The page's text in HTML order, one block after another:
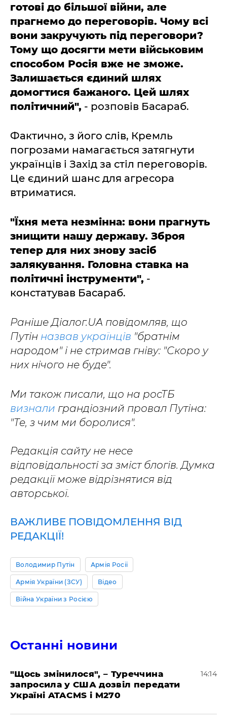
готові до більшої війни, але
прагнемо до переговорів. Чому всі
вони закручують під переговори?
Тому що досягти мети військовим
способом Росія вже не зможе.
Залишається єдиний шлях
домогтися бажаного. Цей шлях
політичний", - розповів Басараб.
Фактично, з його слів, Кремль
погрозами намагається затягнути
українців і Захід за стіл переговорів.
Це єдиний шанс для агресора
втриматися.
"Їхня мета незмінна: вони прагнуть
знищити нашу державу. Зброя
тепер для них знову засіб
залякування. Головна ставка на
політичні інструменти", -
констатував Басараб.
Раніше Діалог.UA повідомляв, що
Путін назвав українців "братнім
народом" і не стримав гніву: "Скоро у
них нічого не буде".
Ми також писали, що на росТБ
визнали грандіозний провал Путіна:
"Те, з чим ми боролися".
Редакція сайту не несе
відповідальності за зміст блогів. Думка
редакції може відрізнятися від
авторської.
ВАЖЛИВЕ ПОВІДОМЛЕННЯ ВІД
РЕДАКЦІЇ!
Володимир Путін Армія Росії
Армія України (ЗСУ) Відео
Війна України з Росією
Останні новини
"Щось змінилося", – Туреччина
запросила у США дозвіл передати
Україні ATACMS і M270
14:14